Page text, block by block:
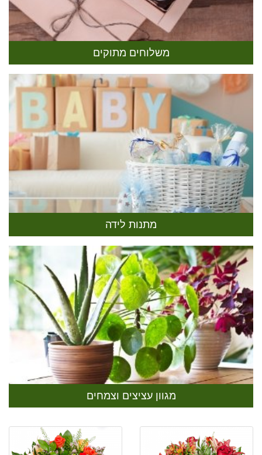
משלוחים מתוקים
מתנות לידה
מגוון עציצים וצמחים